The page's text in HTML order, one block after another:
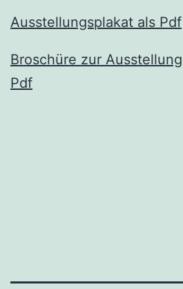
Ausstellungsplakat als Pdf
Broschüre zur
Pdf